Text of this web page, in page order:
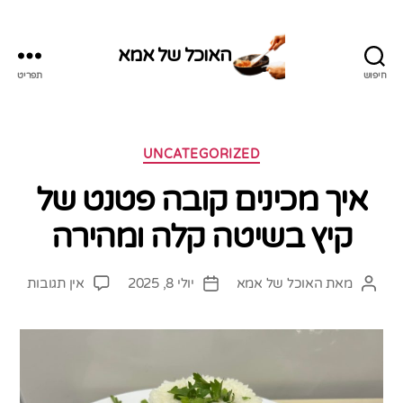
חיפוש
האוכל של אמא
תפריט
קטגוריות
UNCATEGORIZED
איך מכינים קובה פטנט של
קיץ בשיטה קלה ומהירה
המחבר
מאת האוכל של אמא
תאריך
יולי 8, 2025 אין תגובותעל